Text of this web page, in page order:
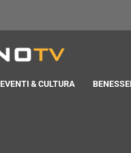
EVENTI & CULTURA